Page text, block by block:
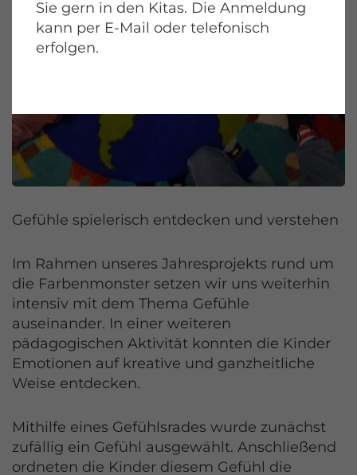
Gefühle spielerisch entdecken und verstehen
Im Rahmen unseres Jahresprojekts rund um
die Farbenmonster setzen wir uns weiterhin
intensiv mit dem Thema Gefühle
auseinander. In einer weiteren
pädagogischen Aktivität konnten die Kinder
Emotionen auf kreative und ganzheitliche
Weise entdecken.
Mithilfe eines Gefühlsrades wurde zunächst
zufällig ein Gefühl ausgewählt. Anschließend
ordneten die Kinder diesem Gefühl die
Sie gern in den Kitas. Die Anmeldung
kann per E-Mail oder telefonisch
erfolgen.